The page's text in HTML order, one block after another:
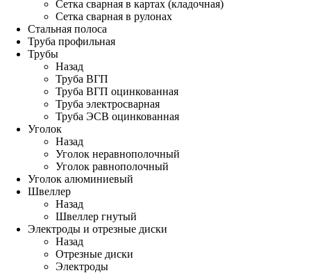
Сетка сварная в картах (кладочная)
Сетка сварная в рулонах
Стальная полоса
Труба профильная
Трубы
Назад
Труба ВГП
Труба ВГП оцинкованная
Труба электросварная
Труба ЭСВ оцинкованная
Уголок
Назад
Уголок неравнополочный
Уголок равнополочный
Уголок алюминиевый
Швеллер
Назад
Швеллер гнутый
Электроды и отрезные диски
Назад
Отрезные диски
Электроды